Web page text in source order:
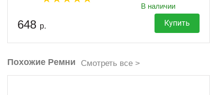
В наличии
648 р. Купить
Похожие Ремни Смотреть все >